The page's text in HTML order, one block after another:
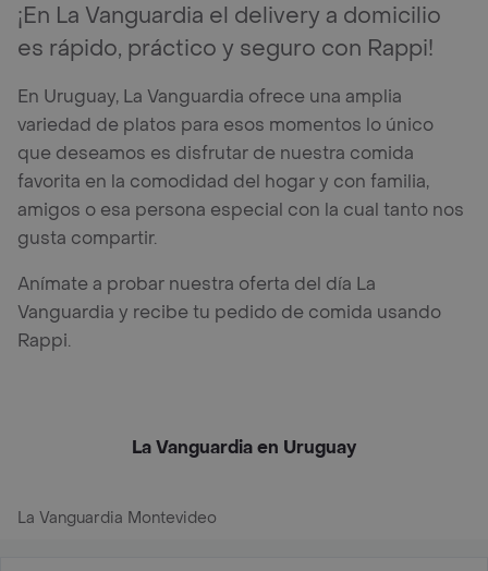
¡En La Vanguardia el delivery a domicilio
es rápido, práctico y seguro con Rappi!
En Uruguay, La Vanguardia ofrece una amplia
variedad de platos para esos momentos lo único
que deseamos es disfrutar de nuestra comida
favorita en la comodidad del hogar y con familia,
amigos o esa persona especial con la cual tanto nos
gusta compartir.
Anímate a probar nuestra oferta del día La
Vanguardia y recibe tu pedido de comida usando
Rappi.
La Vanguardia en Uruguay
La Vanguardia Montevideo